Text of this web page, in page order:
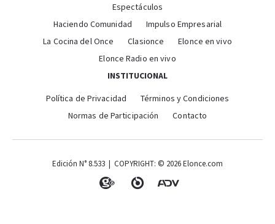
Espectáculos
Haciendo Comunidad
Impulso Empresarial
La Cocina del Once
Clasionce
Elonce en vivo
Elonce Radio en vivo
INSTITUCIONAL
Política de Privacidad
Términos y Condiciones
Normas de Participación
Contacto
Edición N° 8.533 | COPYRIGHT: © 2026 Elonce.com